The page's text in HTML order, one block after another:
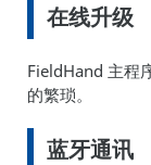
在线升级
FieldHand 主程
的繁琐。
蓝牙通讯